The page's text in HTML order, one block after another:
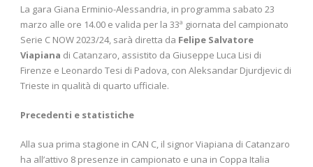
La gara Giana Erminio-Alessandria, in programma sabato 23
marzo alle ore 14.00 e valida per la 33ª giornata del campionato
Serie C NOW 2023/24, sarà diretta da Felipe Salvatore
Viapiana di Catanzaro, assistito da Giuseppe Luca Lisi di
Firenze e Leonardo Tesi di Padova, con Aleksandar Djurdjevic di
Trieste in qualità di quarto ufficiale.
Precedenti e statistiche
Alla sua prima stagione in CAN C, il signor Viapiana di Catanzaro
ha all’attivo 8 presenze in campionato e una in Coppa Italia